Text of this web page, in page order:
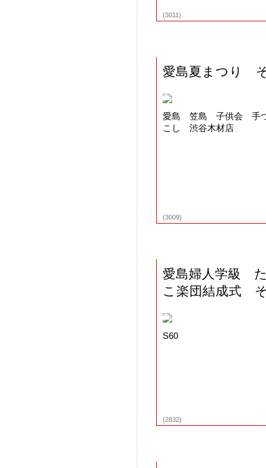
(3011)
愛島夏まつり
愛島 笠島 子供会 手
こし 渋谷木材
(3009)
愛島婦人学級
こ楽団結成式
S60
(2832)